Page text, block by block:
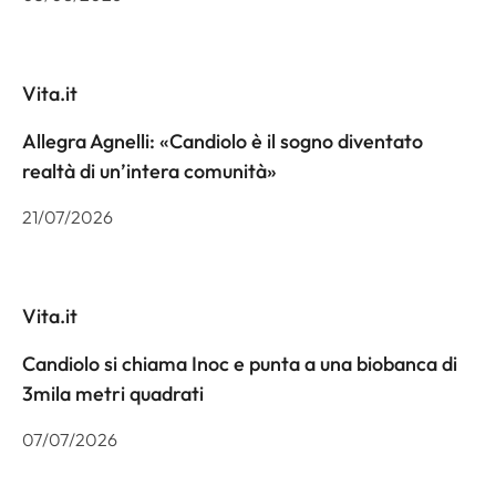
Vita.it
Allegra Agnelli: «Candiolo è il sogno diventato
realtà di un’intera comunità»
21/07/2026
Vita.it
Candiolo si chiama Inoc e punta a una biobanca di
3mila metri quadrati
07/07/2026